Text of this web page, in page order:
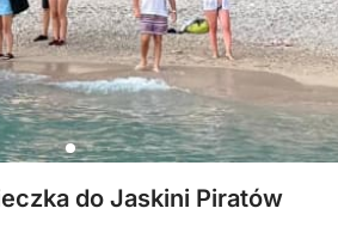
do Jaskini Piratów